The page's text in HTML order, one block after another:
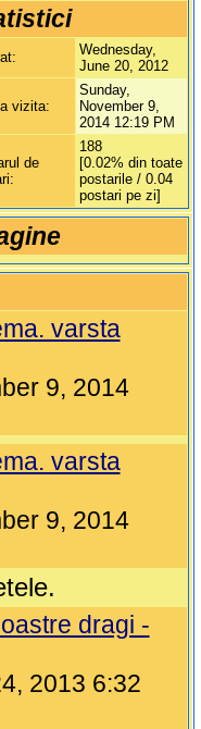
Wednesday,
June 20, 2012
vizita:
Sunday,
November 9,
2014 12:19 PM
de
188
[0.02% din toate
postarile / 0.04
postari pe zi]
varsta
9, 2014
varsta
9, 2014
dragi -
2013 6:32